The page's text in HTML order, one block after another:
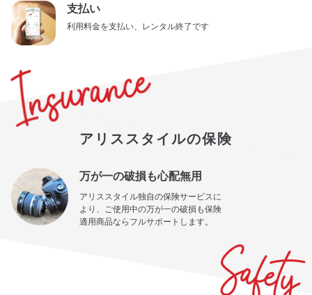
支払い
利用料金を支払い、レンタル終了です
アリススタイルの保険
万が一の破損も心配無用
アリススタイル独自の保険サービスに
より、ご使用中の万が一の破損も保険
適用商品ならフルサポートします。